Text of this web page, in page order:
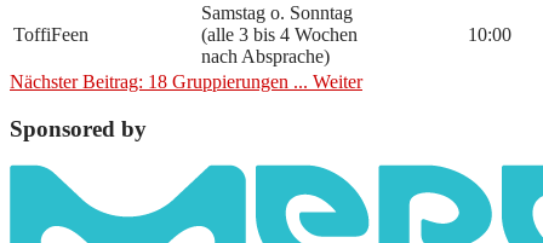
ToffiFeen
Samstag o. Sonntag
(alle 3 bis 4 Wochen
nach Absprache)
10:00
Nächster Beitrag: 18 Gruppierungen ... Weiter
Sponsored by